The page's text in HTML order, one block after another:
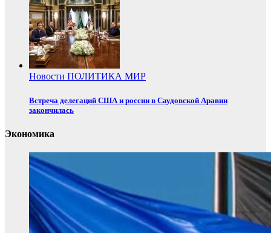
Новости ПОЛИТИКА МИР
Встреча делегаций США и россии в Саудовской Аравии
закончилась
Экономика